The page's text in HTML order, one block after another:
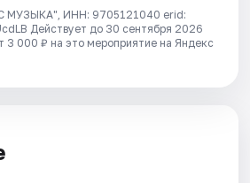
МУЗЫКА", ИНН: 9705121040 erid:
Действует до 30 сентября 2026
3 000 ₽ на это мероприятие на Яндекс